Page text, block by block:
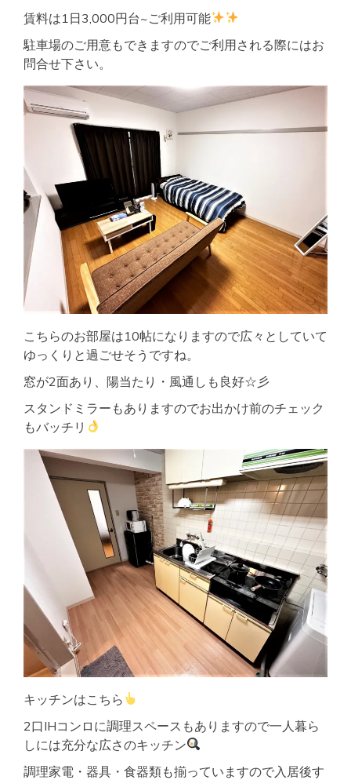
賃料は1日3,000円台~ご利用可能
駐車場のご用意もできますのでご利用される際にはお
問合せ下さい。
こちらのお部屋は10帖になりますので広々としていて
ゆっくりと過ごせそうですね。
窓が2面あり、陽当たり・風通しも良好☆彡
スタンドミラーもありますのでお出かけ前のチェック
もバッチリ
キッチンはこちら
2口IHコンロに調理スペースもありますので一人暮ら
しには充分な広さのキッチン
調理家電・器具・食器類も揃っていますので入居後す